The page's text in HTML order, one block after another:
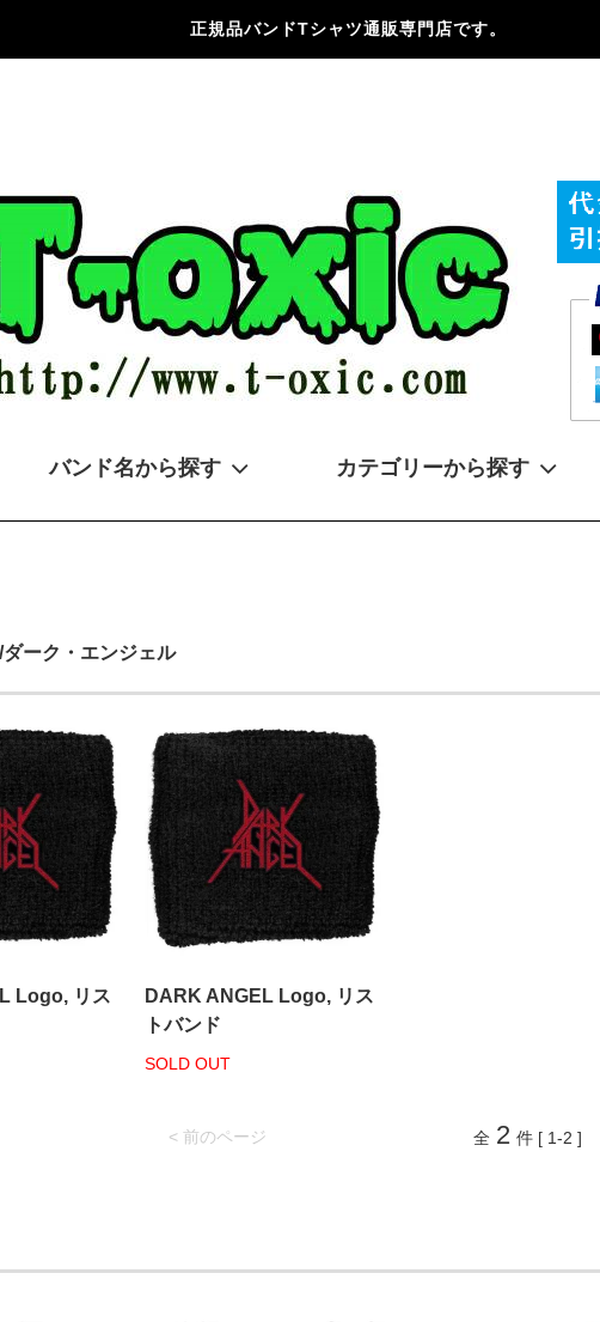
正規品バンドTシャツ通販専門店です。
バンド名から探す カテゴリーから探す
ーク・エンジェル
Logo, リス
DARK ANGEL Logo, リス
トバンド
SOLD OUT
< 前のページ 全 2 件 [ 1-2 ]